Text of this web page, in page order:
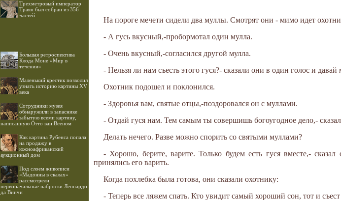
Трехметровый император
Траян был собран из 356
частей
Большая ретроспектива
Клода Моне «Мир в
течении»
Маленький крестик позволил
узнать историю картины XV
века
Cотрудники музея
обнаружили в запаснике
забытую всеми картину,
написанную Отто ван Вееном
Как картина Рубенса попала
на продажу в
южноафриканский
аукционный дом
Под слоем живописи
«Мадонны в скалах»
рассмотрели
первоначальные наброски Леонардо
да Винчи
На пороге мечети сидели два муллы. Смотрят они - мимо идет
- А гусь вкусный,-пробормотал один мулла.
- Очень вкусный,-согласился другой мулла.
- Нельзя ли нам съесть этого гуся?- сказали они в один голос и
Охотник подошел и поклонился.
- Здоровья вам, святые отцы,-поздоровался он с муллами.
- Отдай гуся нам. Тем самым ты совершишь богоугодное дело,-
Делать нечего. Разве можно спорить со святыми муллами?
- Хорошо, берите, варите. Только будем есть гуся вместе,-
принялись его варить.
Когда похлебка была готова, они сказали охотнику:
- Теперь все ляжем спать. Кто увидит самый хороший сон, тот и съест